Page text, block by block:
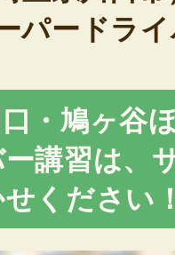
パードラ
・鳩ヶ谷
講習は、
ください